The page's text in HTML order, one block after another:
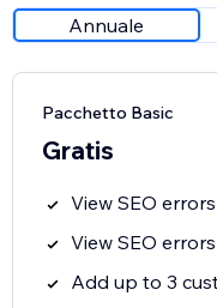
Annuale
Pacchetto Basic
Gratis
View SEO
View SEO
Add up to 3